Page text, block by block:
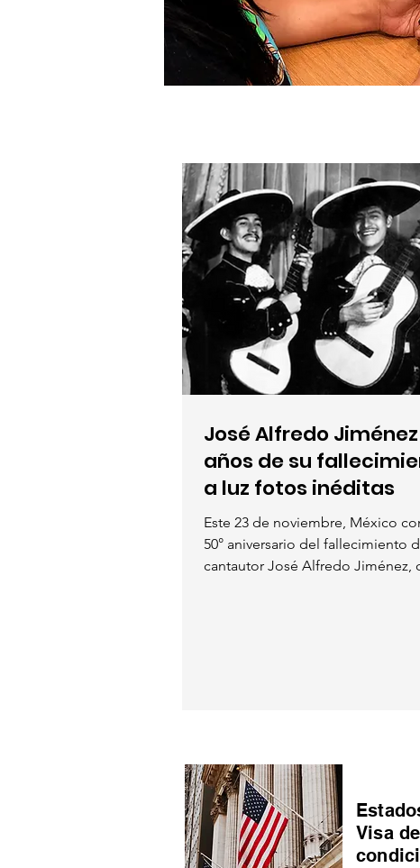
José Alfredo
años de su
a luz fotos inéditas
Este 23 de noviembre, México
50° aniversario del fallecimiento
cantautor José Alfredo Jiménez,
Visa